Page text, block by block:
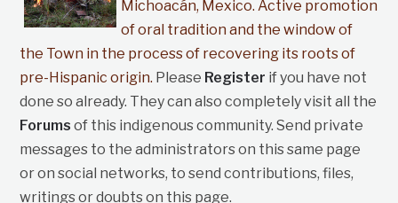
Michoacán, Mexico. Active promotion
of oral tradition and the window of
the Town in the process of recovering its roots of
pre-Hispanic origin. Please Register if you have not
done so already. They can also completely visit all the
Forums of this indigenous community. Send private
messages to the administrators on this same page
or on social networks, to send contributions, files,
writings or doubts on this page.